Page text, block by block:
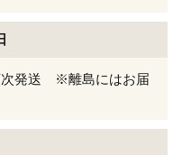
次発送 ※離島にはお届